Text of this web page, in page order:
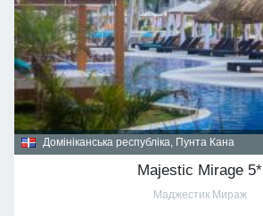
Домініканська республіка, Пунта Кана
Majestic Mirage 5*
Маджестик Мираж